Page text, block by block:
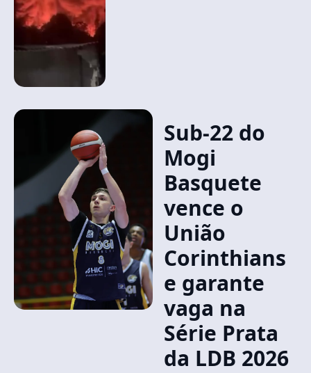
Sub-22 do
Mogi
Basquete
vence o
União
Corinthians
e garante
vaga na
Série Prata
da LDB 2026